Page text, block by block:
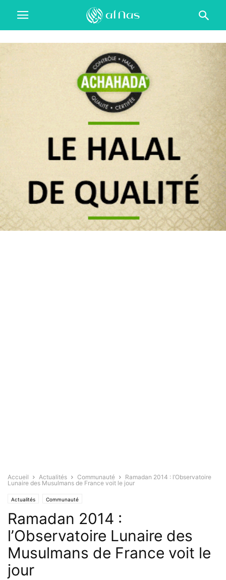
Accueil Actualités Communauté
Ramadan 2014 : l’Observatoire
Lunaire des Musulmans de France voit le jour
Actualités Communauté
Ramadan 2014 :
l’Observatoire Lunaire des
Musulmans de France voit le
jour